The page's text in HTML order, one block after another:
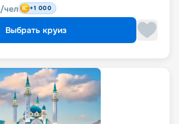
/чел +1 000
Выбрать круиз